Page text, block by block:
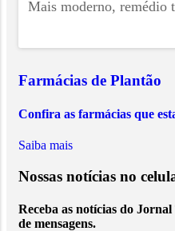
Mais moderno, remédio
Farmácias de Plantão
Confira as farmácias que
Saiba mais
Nossas notícias no
Receba as notícias do
de mensagens.